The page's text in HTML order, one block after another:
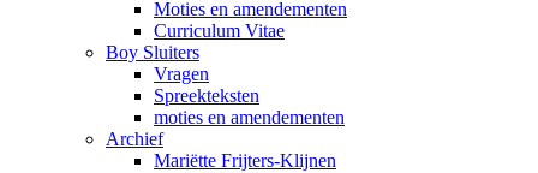
Moties en amendementen
Curriculum Vitae
Boy Sluiters
Vragen
Spreekteksten
moties en amendementen
Archief
Mariëtte Frijters-Klijnen